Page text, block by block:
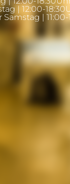
| 12:00-
Samstag |